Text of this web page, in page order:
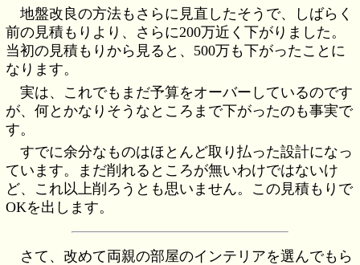
地盤改良の方法もさらに見直したそうで、しばらく
前の見積もりより、さらに200万近く下がりました。
当初の見積もりから見ると、500万も下がったことに
なります。
実は、これでもまだ予算をオーバーしているのです
が、何とかなりそうなところまで下がったのも事実で
す。
すでに余分なものはほとんど取り払った設計になっ
ています。まだ削れるところが無いわけではないけ
ど、これ以上削ろうとも思いません。この見積もりで
OKを出します。
さて、改めて両親の部屋のインテリアを選んでもら